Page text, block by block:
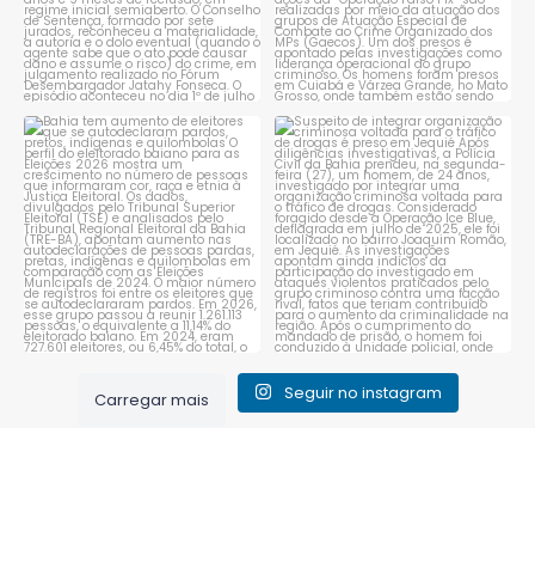
Bahia tem aumento de eleitores
que se autodeclaram...
1 0
Suspeito de integrar
organização criminosa
voltada...
1 0
Carregar mais Seguir no instagram